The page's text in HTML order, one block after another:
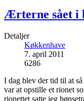
Ærterne sået i
Detaljer
Køkkenhave
7. april 2011
6286
I dag blev der tid til at
var at opstille et rionet
rionettet satte jeg